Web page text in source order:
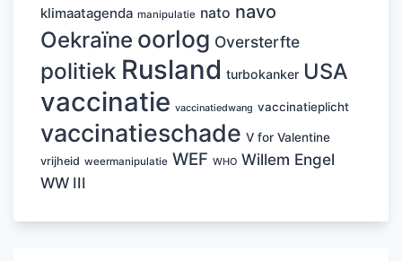
klimaatagenda manipulatie nato navo
Oekraïne oorlog Oversterfte
politiek Rusland turbokanker USA
vaccinatie vaccinatiedwang vaccinatieplicht
vaccinatieschade V for Valentine
vrijheid weermanipulatie WEF WHO Willem Engel
WW III